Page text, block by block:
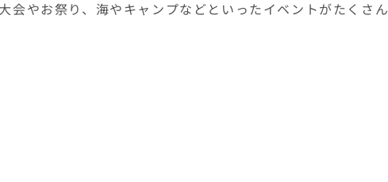
会やお祭り、海やキャンプなどといったイベントがたくさん